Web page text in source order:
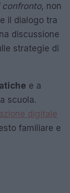
confronto, non
il dialogo tra
discussione
strategie di
e a
scuola.
digitale
familiare e